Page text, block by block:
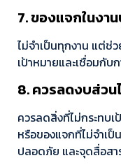
7. ของแจกในงา
ไม่จำเป็นทุกงาน แต่ช่
เป้าหมายและเชื่อมกับ
8. ควรลดงบส่ว
ควรลดสิ่งที่ไม่กระทบ
หรือของแจกที่ไม่จำเ
ปลอดภัย และจุดสื่อส